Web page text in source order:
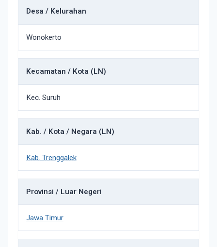
Desa / Kelurahan
Wonokerto
Kecamatan / Kota (LN)
Kec. Suruh
Kab. / Kota / Negara (LN)
Kab. Trenggalek
Provinsi / Luar Negeri
Jawa Timur